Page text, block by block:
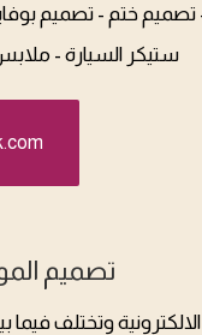
ختم - تصميم
ستيكر السيارة -
تصميم
الالكترونية وتختلف